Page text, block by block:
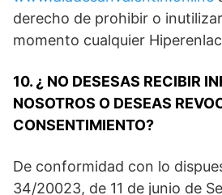
derecho de prohibir o
momento cualquier
10. ¿ NO DESESAS RECIBIR
NOSOTROS O DESEAS
CONSENTIMIENTO?
De conformidad con lo
34/20023, de 11 de junio de